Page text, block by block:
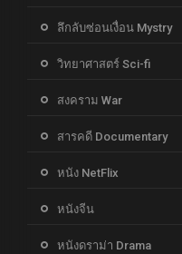
ลึกลับซ่อนเงื่อน Mystry
วิทยาศาสตร์ Sci-fi
สงคราม War
สารคดี Documentary
หนัง NetFlix
หนังจีน
หนังดราม่า Drama